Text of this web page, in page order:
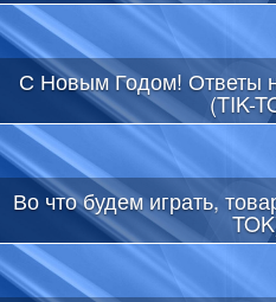
С Новым Годом! Ответы
(TIK-
Во что будем играть,